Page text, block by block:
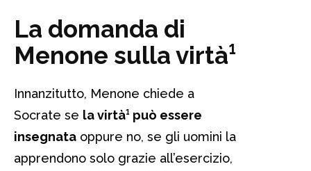
La domanda di
Menone sulla virtà¹
Innanzitutto, Menone chiede a
Socrate se la virtà¹ può essere
insegnata oppure no, se gli uomini la
apprendono solo grazie all’esercizio,